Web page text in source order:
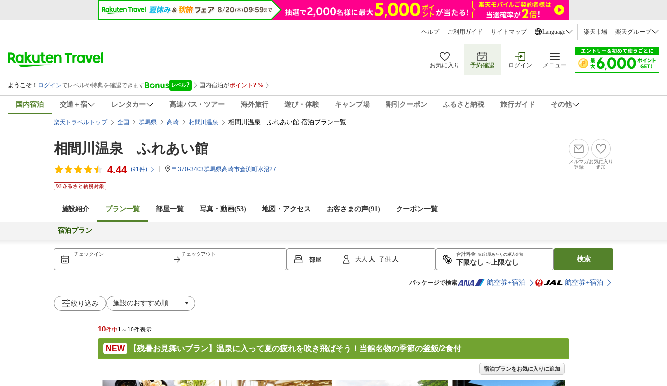
ヘルプ ご利用ガイド サイトマップ Language 楽天市場 楽天グループ
お気に入り 予約確認 ログイン メニュー
国内宿泊 交通＋宿 レンタカー 高速バス・ツアー 海外旅行 遊び・体験 キャンプ場 割引クーポン ふるさと納税 旅行ガイド その他
楽天トラベルトップ 全国 群馬県 高崎 相間川温泉 相間川温泉 ふれあい館 宿泊プラン一覧
相間川温泉 ふれあい館
4.44 (91件) 〒370-3403群馬県高崎市倉渕町水沼27
メルマガ
登録
お気に入り
追加
施設紹介 プラン一覧 部屋一覧 写真・動画(53) 地図・アクセス お客さまの声(91) クーポン一覧
宿泊プラン
チェックイン チェックアウト
大人 子供
合計料金 ※1部屋あたりの税込金額
〜
検索
パッケージで検索 航空券+宿泊 航空券+宿泊
絞り込み
10件中1～10件表示
NEW 【残暑お見舞いプラン】温泉に入って夏の疲れを吹き飛ばそう！当館名物の季節の釜飯/2食付
宿泊プランをお気に入りに追加